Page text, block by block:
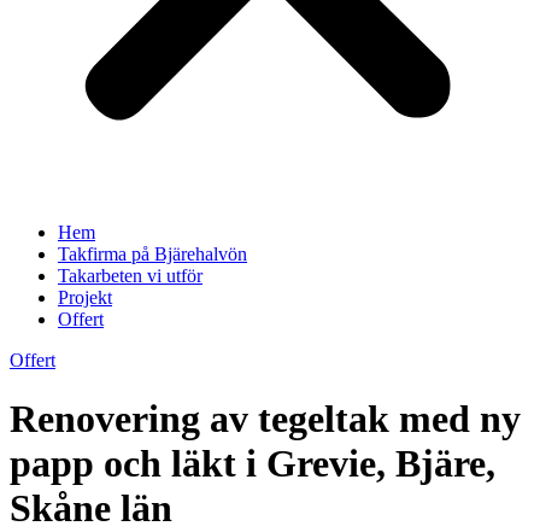
Hem
Takfirma på Bjärehalvön
Takarbeten vi utför
Projekt
Offert
Offert
Renovering av tegeltak med ny
papp och läkt i Grevie, Bjäre,
Skåne län